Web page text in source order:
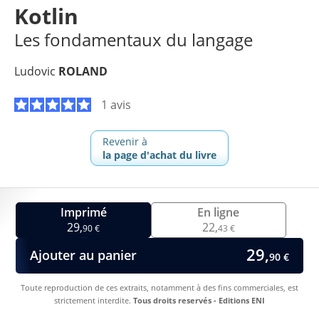
Kotlin
Les fondamentaux du langage
Ludovic ROLAND
1 avis
Revenir à
la page d'achat du livre
Imprimé
29,90 €
En ligne
22,43 €
Ajouter au panier 29,90 €
Toute reproduction de ces extraits, notamment à des fins commerciales, est
strictement interdite. Tous droits reservés - Editions ENI